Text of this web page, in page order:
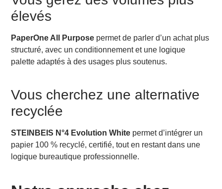
élevés
PaperOne All Purpose permet de parler d’un achat plus
structuré, avec un conditionnement et une logique
palette adaptés à des usages plus soutenus.
Vous cherchez une alternative
recyclée
STEINBEIS N°4 Evolution White permet d’intégrer un
papier 100 % recyclé, certifié, tout en restant dans une
logique bureautique professionnelle.